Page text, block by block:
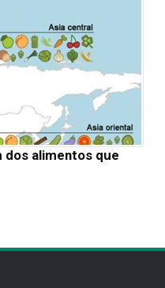
dos alimentos que